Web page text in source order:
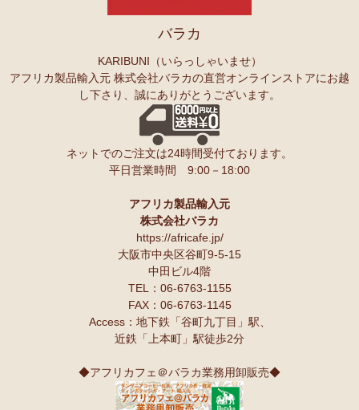
スクエアトートバッグ～キテンゲ本革仕立て
◇ハイクオリティ◇で仕立てた新作登場！『ニッポンの技×アフリ
10/20：ミニころりんハンドバッグ～キテンゲ本革仕立て～キテ
ンゲ◇ハイクオリティ◇で仕立てた新作登場！『ニッポンの技×ア
長財布L字ファスナー～キテンゲ本革仕立て
ハイクオリティ◇で仕立てた新作登場！『ニッポンの技×アフリカ
天然石ソープストーン オブジェ カバ絵皿
アフリカンキーホルダー バッグチャーム
リカ雑貨コーナー新入荷！
ティンガティンガ・アート～ロングサイズ（縦長・横長）
10/10：ティンガティンガ・アート～Lサイズの作品 新入荷！作家
名ごとに2つのカテゴリーでご紹介します
開催決定！【特別企画】ティンガティンガ・アーティスト
に弟子入り体験ワークショップ
Ｏさまより ザンジバルスパイスMIXスパイスのご感想
実は、昨年4月にイベントで購入して以来、未使用だったのですが、
年明けから使い始め、これはおいしい！と思い、今回たくさん購入さ
せていただきました。
友人にもプレゼントしたいと思います♪
スパイスが持つ可能性も奥深いですよね。
Ｓさまより カシューナッツへのご感想
こんにちは。昨夜コーヒーとカシューナッツを受け取りました。
でカリカリとしてローストの感じもよく豆本来の甘みもあり、とても
夫も私もナッツ類が大好きで、食べだしたら止まりません。
Ｏさまより キテンゲ オトナのステテコパンツへのご感想
生地が薄く涼しい。動きやすい。履きやすい。
小学一年の授業で、世界の民話を読もうということで、『しんぞうと
ひげ』を読ませてもらいました。
クラスで読み聞かせをすると、子ども達の笑顔があっと言う間に満開
バラカ
KARIBUNI（いらっしゃいませ）
アフリカ製品輸入元 株式会社バラカの直営オンラインストアにお越
し下さり、誠にありがとうございます。
ネットでのご注文は24時間受付ております。
平日営業時間 9:00－18:00
アフリカ製品輸入元
株式会社バラカ
https://africafe.jp/
大阪市中央区谷町9-5-15
中田ビル4階
TEL：06-6763-1155
FAX：06-6763-1145
Access：地下鉄「谷町九丁目」駅、
近鉄「上本町」駅徒歩2分
◆アフリカフェ＠バラカ業務用卸販売◆